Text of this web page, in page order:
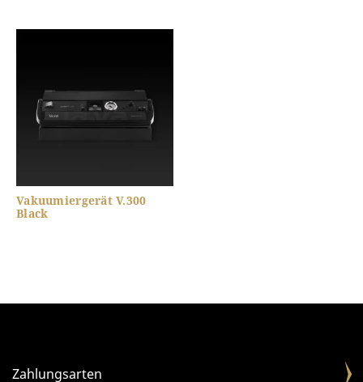
Vakuumiergerät V.300
Black
Zahlungsarten